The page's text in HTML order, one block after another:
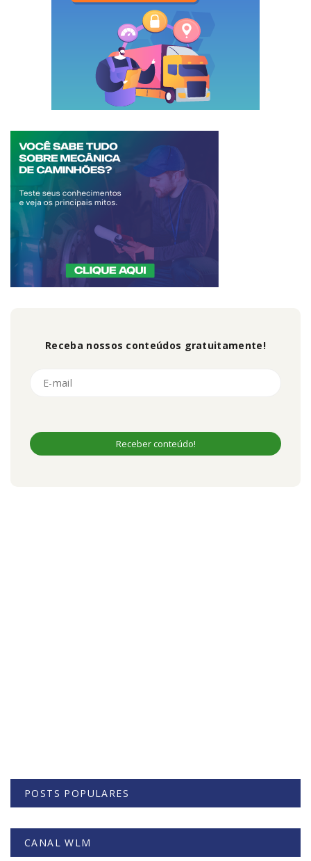
Receba nossos conteúdos gratuitamente!
POSTS POPULARES
CANAL WLM